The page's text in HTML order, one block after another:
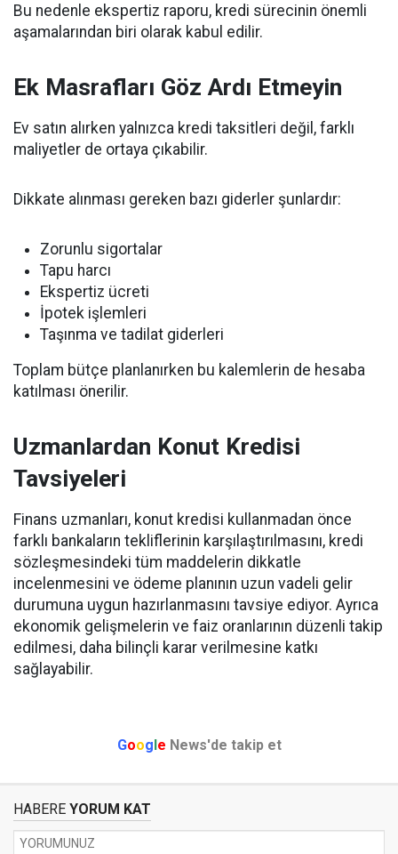
Bu nedenle ekspertiz raporu, kredi sürecinin önemli
aşamalarından biri olarak kabul edilir.
Ek Masrafları Göz Ardı Etmeyin
Ev satın alırken yalnızca kredi taksitleri değil, farklı
maliyetler de ortaya çıkabilir.
Dikkate alınması gereken bazı giderler şunlardır:
Zorunlu sigortalar
Tapu harcı
Ekspertiz ücreti
İpotek işlemleri
Taşınma ve tadilat giderleri
Toplam bütçe planlanırken bu kalemlerin de hesaba
katılması önerilir.
Uzmanlardan Konut Kredisi
Tavsiyeleri
Finans uzmanları, konut kredisi kullanmadan önce
farklı bankaların tekliflerinin karşılaştırılmasını, kredi
sözleşmesindeki tüm maddelerin dikkatle
incelenmesini ve ödeme planının uzun vadeli gelir
durumuna uygun hazırlanmasını tavsiye ediyor. Ayrıca
ekonomik gelişmelerin ve faiz oranlarının düzenli takip
edilmesi, daha bilinçli karar verilmesine katkı
sağlayabilir.
Google News'de takip et
HABERE YORUM KAT